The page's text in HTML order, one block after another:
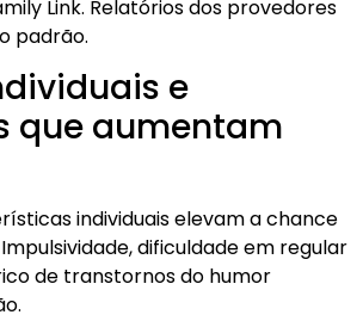
Link. Relatórios dos provedores
padrão.
e
que aumentam
individuais elevam a chance
dificuldade em regular
de transtornos do humor